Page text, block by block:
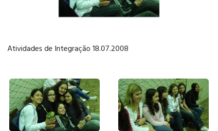
EDUCAÇÃO
BILÍNGUE
Atividades de Integração 18.07.2008